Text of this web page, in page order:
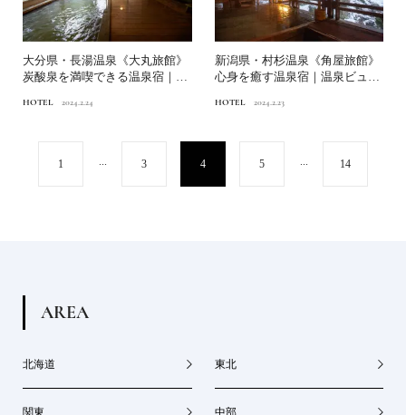
大分県・長湯温泉《大丸旅館》
炭酸泉を満喫できる温泉宿｜温
HOTEL 2024.2.24
新潟県・村杉温泉《角屋旅館》
心身を癒す温泉宿｜温泉ビュー
HOTEL 2024.2.23
1 ... 3 4 5 ... 14
AREA
北海道 東北
関東 中部